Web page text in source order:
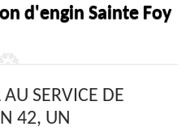
d'engin Sainte Foy
SERVICE DE
42, UN